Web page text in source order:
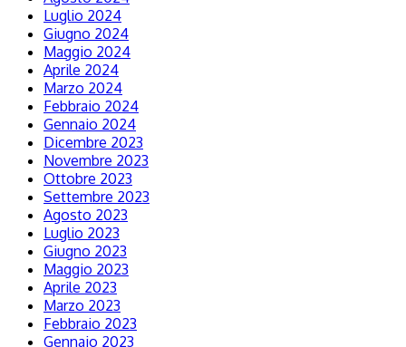
Luglio 2024
Giugno 2024
Maggio 2024
Aprile 2024
Marzo 2024
Febbraio 2024
Gennaio 2024
Dicembre 2023
Novembre 2023
Ottobre 2023
Settembre 2023
Agosto 2023
Luglio 2023
Giugno 2023
Maggio 2023
Aprile 2023
Marzo 2023
Febbraio 2023
Gennaio 2023